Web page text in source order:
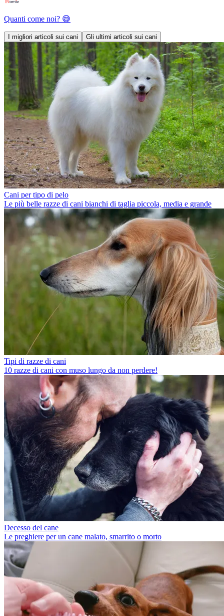
Quanti come noi? 😅
I migliori articoli sui cani Gli ultimi articoli sui cani
Cani per tipo di pelo
Le più belle razze di cani bianchi di taglia piccola, media e grande
Tipi di razze di cani
10 razze di cani con muso lungo da non perdere!
Decesso del cane
Le preghiere per un cane malato, smarrito o morto